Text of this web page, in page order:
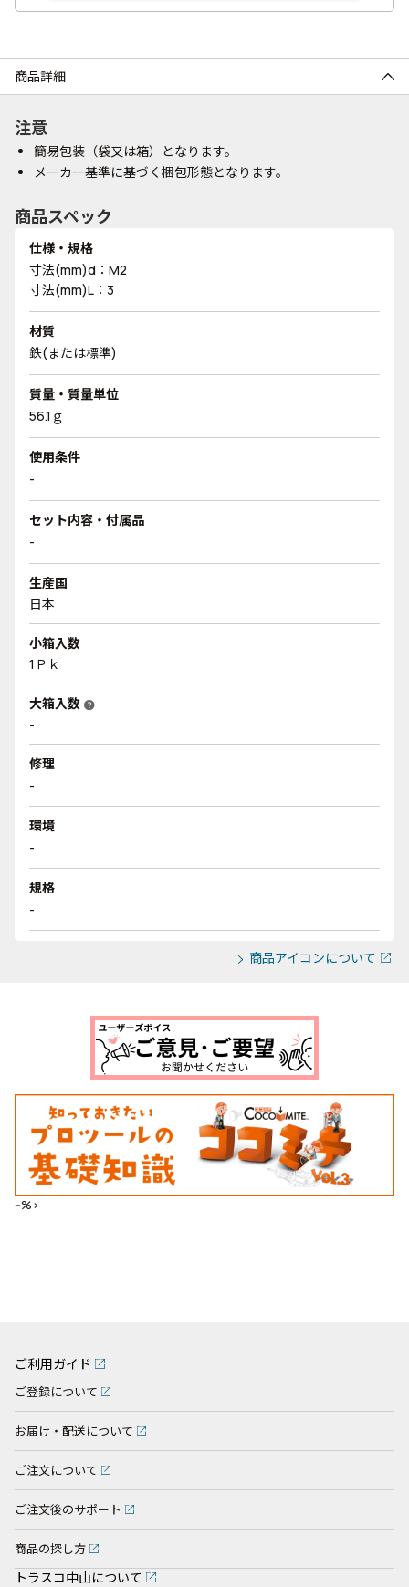
商品詳細
注意
簡易包装（袋又は箱）となります。
メーカー基準に基づく梱包形態となります。
商品スペック
仕様・規格
寸法(mm)d：M2
寸法(mm)L：3
材質
鉄(または標準)
質量・質量単位
56.1ｇ
使用条件
-
セット内容・付属品
-
生産国
日本
小箱入数
1Ｐｋ
大箱入数 help
-
修理
-
環境
-
規格
-
商品アイコンについて
--%>
ご利用ガイド
ご登録について
お届け・配送について
ご注文について
ご注文後のサポート
商品の探し方
トラスコ中山について